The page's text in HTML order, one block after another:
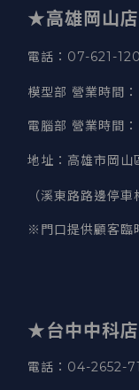
★高雄岡山
電話：07-621-
模型部 營業時間 ：
電腦部 營業時間 ：
地址 ： 高雄市岡山
（溪東路路邊停車
※門口提供顧客臨
★台中中科
電話 ：04-2652-